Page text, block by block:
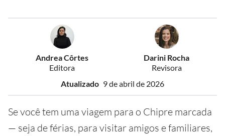
Andrea Côrtes
Editora
Darini Rocha
Revisora
Atualizado 9 de abril de 2026
Se você tem uma viagem para o Chipre marcada
— seja de férias, para visitar amigos e familiares,